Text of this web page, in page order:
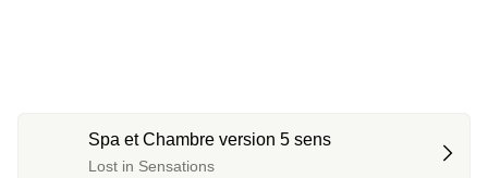
Spa et Chambre version 5 sens
Lost in Sensations